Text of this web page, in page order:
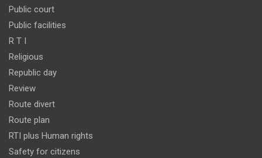
Public court
Public facilities
R T I
Religious
Republic day
Review
Route divert
Route plan
RTI plus Human rights
Safety for citizens